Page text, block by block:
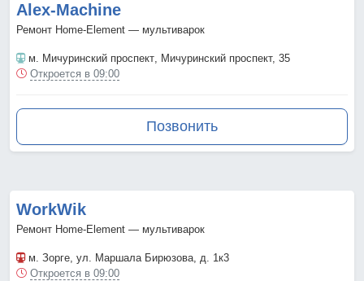
Аlex-Мachine
Ремонт Home-Element — мультиварок
м. Мичуринский проспект, Мичуринский проспект, 35
Откроется в 09:00
Позвонить
WorkWik
Ремонт Home-Element — мультиварок
м. Зорге, ул. Маршала Бирюзова, д. 1к3
Откроется в 09:00